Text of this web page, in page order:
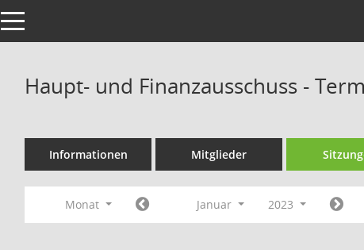
Toggle navigation
Haupt- und Finanzausschuss -
Informationen Mitglieder
Monat Januar 2023